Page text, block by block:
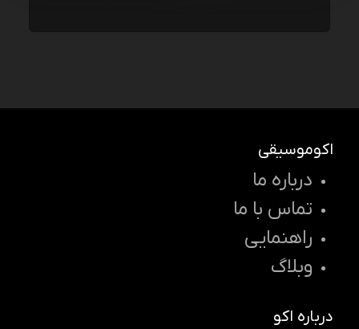
اکوموسیقی
درباره ما
تماس با ما
راهنمایی
وبلاگ
درباره اکو